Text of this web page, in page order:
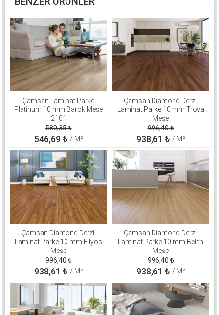
Çamsan Laminat Parke
Platinum 10 mm Barok Meşe
2101
580,35₺
546,69₺ / M²
Çamsan Diamond Derzli
Laminat Parke 10 mm Troya
Meşe
996,40₺
938,61 ₺ / M²
Çamsan Diamond Derzli
Laminat Parke 10 mm Filyos
Meşe
996,40₺
938,61 ₺ / M²
Çamsan Diamond Derzli
Laminat Parke 10 mm Belen
Meşe
996,40₺
938,61 ₺ / M²